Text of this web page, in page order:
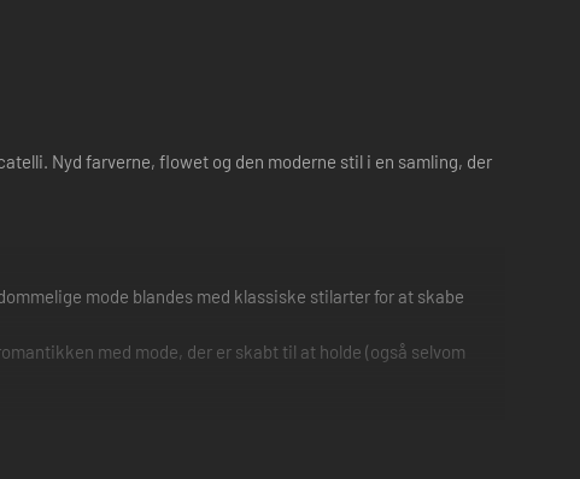
Nyd farverne, flowet og den moderne stil i en samling, der
mode blandes med klassiske stilarter for at skabe
med mode, der er skabt til at holde (også selvom